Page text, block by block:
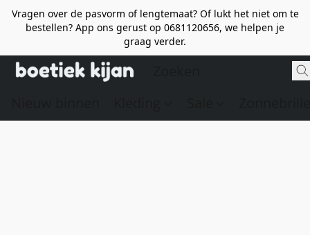
Vragen over de pasvorm of lengtemaat? Of lukt het niet om te
bestellen? App ons gerust op 0681120656, we helpen je
graag verder.